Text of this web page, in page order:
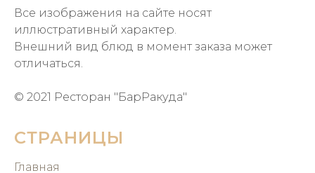
Все изображения на сайте носят
иллюстративный характер.
Внешний вид блюд в момент заказа может
отличаться.
© 2021 Ресторан "БарРакуда"
СТРАНИЦЫ
Главная